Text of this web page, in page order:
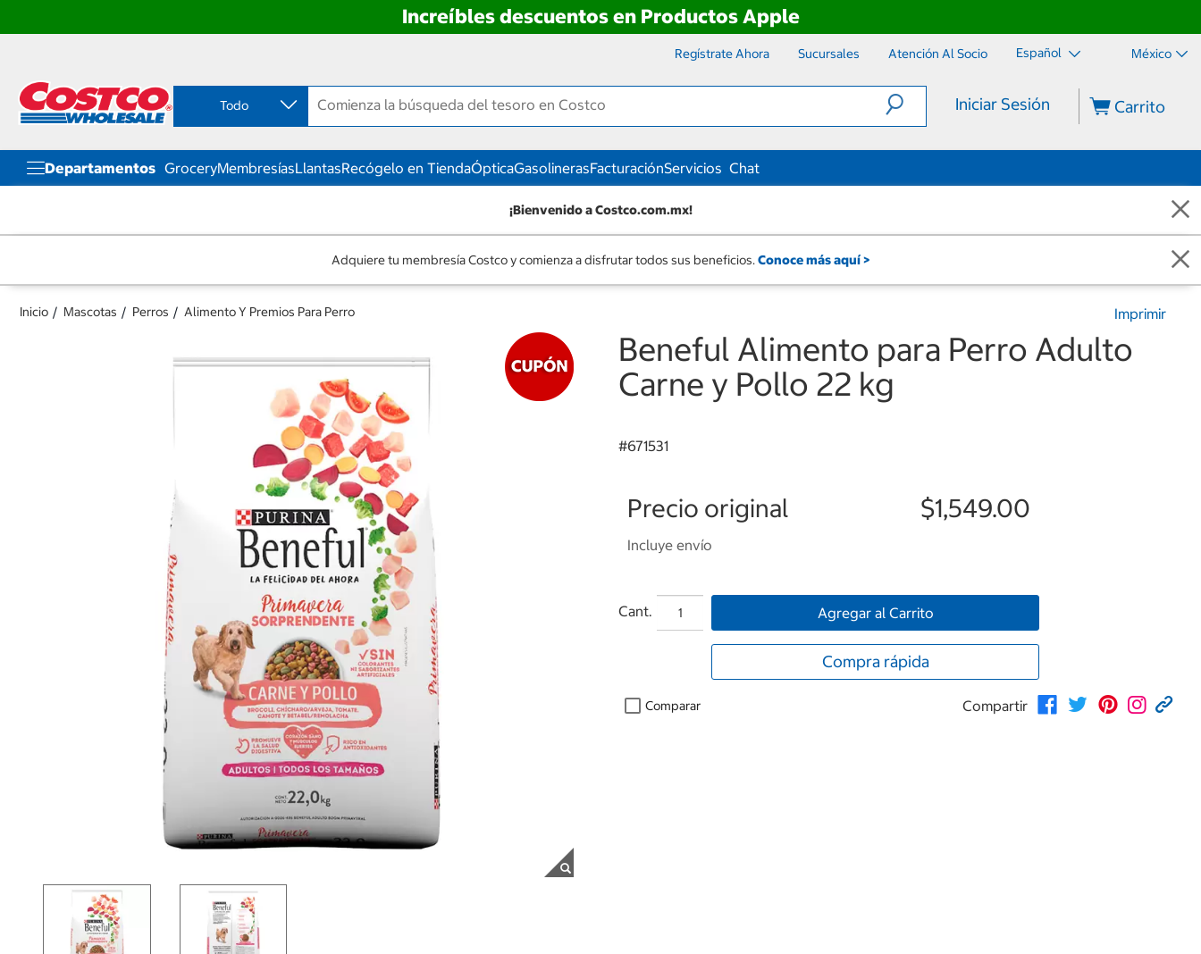
Increíbles descuentos en Productos Apple
contenido
menú
navegación
Regístrate Ahora Sucursales Atención Al Socio Español México
Todo Iniciar Sesión Carrito
Departamentos GroceryMembresíasLlantasRecógelo en TiendaÓpticaGasolinerasFacturaciónServicios Chat
¡Bienvenido a Costco.com.mx!
Adquiere tu membresía Costco y comienza a disfrutar todos sus beneficios. Conoce más aquí >
Inicio Mascotas Perros Alimento Y Premios Para Perro Imprimir
Beneful Alimento para Perro Adulto
Carne y Pollo 22 kg
#671531
Precio original $1,549.00
Incluye envío
Cant. Agregar al Carrito
Compra rápida
Comparar Compartir